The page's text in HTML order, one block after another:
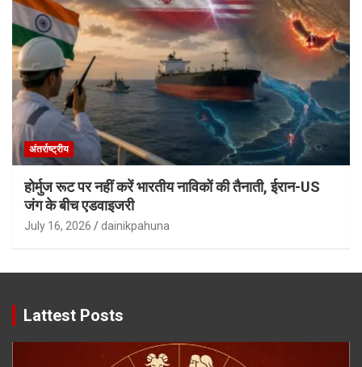
अंतर्राष्ट्रीय
होर्मुज रूट पर नहीं करें भारतीय नाविकों की तैनाती, ईरान-US
जंग के बीच एडवाइजरी
July 16, 2026 dainikpahuna
Lattest Posts